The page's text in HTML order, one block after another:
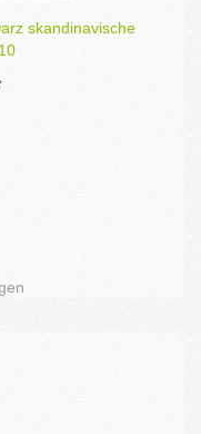
skandinavische